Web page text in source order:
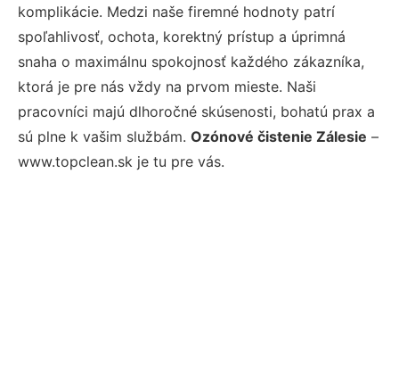
komplikácie. Medzi naše firemné hodnoty patrí
spoľahlivosť, ochota, korektný prístup a úprimná
snaha o maximálnu spokojnosť každého zákazníka,
ktorá je pre nás vždy na prvom mieste. Naši
pracovníci majú dlhoročné skúsenosti, bohatú prax a
sú plne k vašim službám. Ozónové čistenie Zálesie –
www.topclean.sk je tu pre vás.